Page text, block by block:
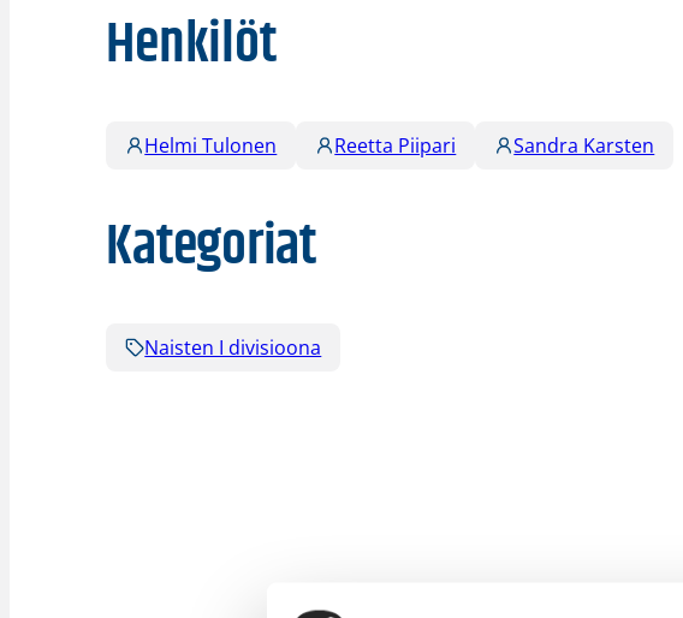
Henkilöt
Helmi Tulonen Reetta Piipari Sandra Karsten
Kategoriat
Naisten I divisioona